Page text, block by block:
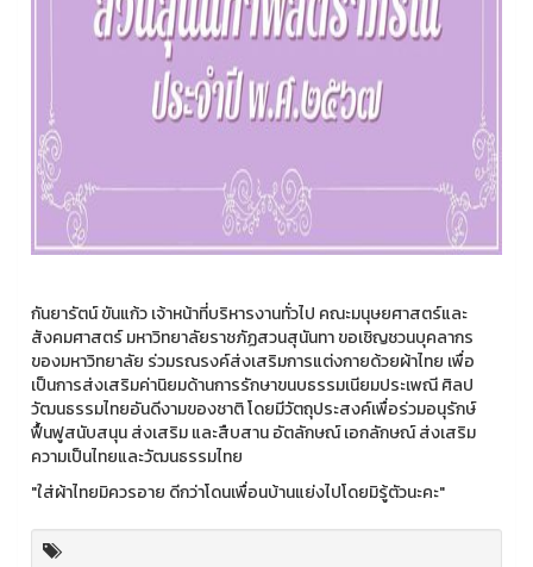
กันยารัตน์ ขันแก้ว เจ้าหน้าที่บริหารงานทั่วไป คณะมนุษยศาสตร์และ
สังคมศาสตร์ มหาวิทยาลัยราชภัฏสวนสุนันทา ขอเชิญชวนบุคลากร
ของมหาวิทยาลัย ร่วมรณรงค์ส่งเสริมการแต่งกายด้วยผ้าไทย เพื่อ
เป็นการส่งเสริมค่านิยมด้านการรักษาขนบธรรมเนียมประเพณี ศิลป
วัฒนธรรมไทยอันดีงามของชาติ โดยมีวัตถุประสงค์เพื่อร่วมอนุรักษ์
ฟื้นฟูสนับสนุน ส่งเสริม และสืบสาน อัตลักษณ์ เอกลักษณ์ ส่งเสริม
ความเป็นไทยและวัฒนธรรมไทย
"ใส่ผ้าไทยมิควรอาย ดีกว่าโดนเพื่อนบ้านแย่งไปโดยมิรู้ตัวนะคะ"